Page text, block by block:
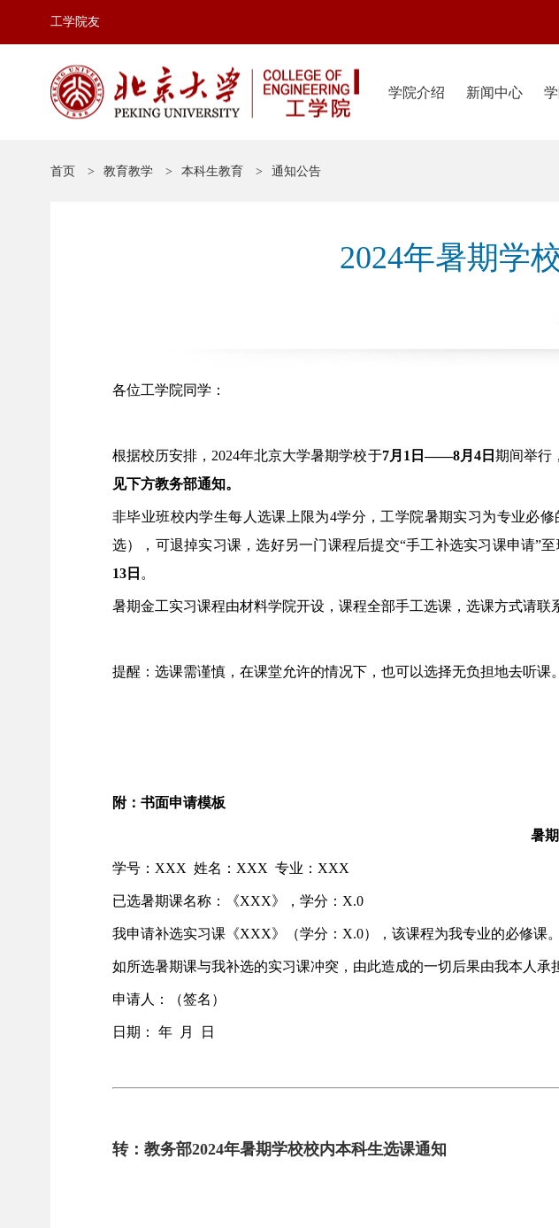
工学院友
学院介绍 新闻中心
首页 教育教学 本科生教育 通知公告
2024年暑期学
各位工学院同学：
根据校历安排， 2024年北京大学暑期学校于7月1日——8月4日 期间举行，
见下方教务部通知。
非毕业班校内学生每人选课上限为4学分， 工学院暑期实习为专业必修
选），可退掉实习课，选好另一门课程后提交“手工补选实习课申请”至
13日 。
暑期金工实习课程由材料学院开设，课程全部手工选课，选课方式请联
提醒：选课需谨慎，在课堂允许的情况下，也可以选择无负担地去听课。
附：书面申请模板
暑
学号： XXX 姓名：XXX 专业：XXX
已选暑期课名称：《XXX》，学分：X.0
我申请补选实习课《XXX》（学分：X.0），该课程为我专业的必修课。
如所选暑期课与我补选的实习课冲突，由此造成的一切后果由我本人承
申请人：（签名）
日期： 年 月 日
转：教务部2024年暑期学校校内本科生选课通知